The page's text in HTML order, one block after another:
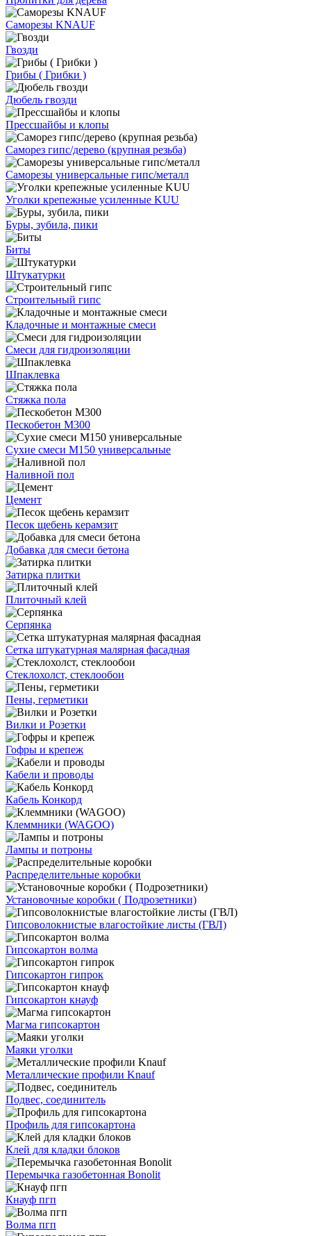
Саморезы KNAUF
Гвозди
Грибы ( Грибки )
Дюбель гвозди
Прессшайбы и клопы
Саморез гипс/дерево (крупная резьба)
Саморезы универсальные гипс/металл
Уголки крепежные усиленные KUU
Буры, зубила, пики
Биты
Штукатурки
Строительный гипс
Кладочные и монтажные смеси
Смеси для гидроизоляции
Шпаклевка
Стяжка пола
Пескобетон М300
Сухие смеси М150 универсальные
Наливной пол
Цемент
Песок щебень керамзит
Добавка для смеси бетона
Затирка плитки
Плиточный клей
Серпянка
Сетка штукатурная малярная фасадная
Стеклохолст, стеклообои
Пены, герметики
Вилки и Розетки
Гофры и крепеж
Кабели и проводы
Кабель Конкорд
Клеммники (WAGOО)
Лампы и потроны
Распределительные коробки
Установочные коробки ( Подрозетники)
Гипсоволокнистые влагостойкие листы (ГВЛ)
Гипсокартон волма
Гипсокартон гипрок
Гипсокартон кнауф
Магма гипсокартон
Маяки уголки
Металлические профили Knauf
Подвес, соединитель
Профиль для гипсокартона
Клей для кладки блоков
Перемычка газобетонная Bonolit
Кнауф пгп
Волма пгп